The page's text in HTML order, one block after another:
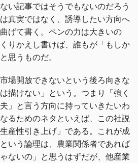
い記事ではそうでもないのだろう
真実ではなく、誘導したい方向へ
げて書く。ペンの力は大きいの
りかえし書けば、誰もが「もしか
思うものだ。
場開放できないという後ろ向きな
描けない」という。つまり「強く
」と言う方向に持っていきたいわ
るためのネタといえば、この社説
産性引き上げ」である。これが成
いう論理は、農業関係者であれば
ないの」と思うはずだが、他産業